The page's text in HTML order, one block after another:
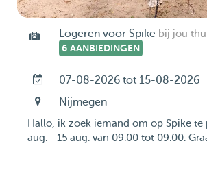
Logeren voor Spike bij jou
6 AANBIEDINGEN
07-08-2026 tot 15-08-2026
Nijmegen
Hallo, ik zoek iemand om op Spike te
aug. - 15 aug. van 09:00 tot 09:00.